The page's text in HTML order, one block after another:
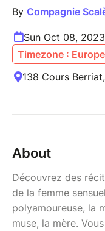
By Compagnie
Sun Oct 08,
Timezone :
138 Cours
About
Découvrez des
de la femme
polyamoureuse, la
muse, la mère.